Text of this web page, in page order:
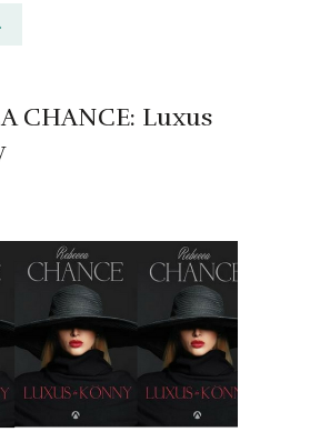
CHANCE: Luxus